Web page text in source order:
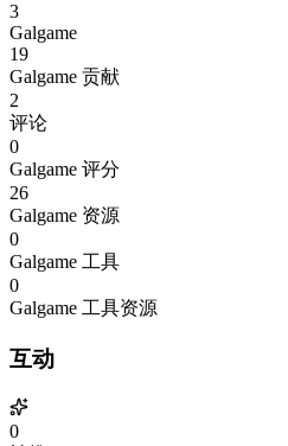
3
Galgame
19
Galgame 贡献
2
评论
0
Galgame 评分
26
Galgame 资源
0
Galgame 工具
0
Galgame 工具资源
互动
0